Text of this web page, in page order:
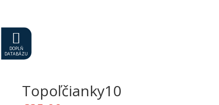

DOPLŇ
DATABÁZU
Topoľčianky10